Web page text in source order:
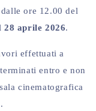
ore 12.00 del
28 aprile 2026.
effettuati a
entro e non
cinematografica